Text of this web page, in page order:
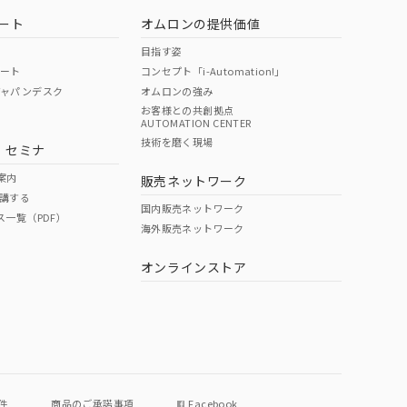
O O
ト
ト
パンデスク
セミナ
内
する
覧（PDF）
オムロンの提供価値
目指す姿
コンセプト「i-Automation!」
オムロンの強み
お客様との共創拠点
AUTOMATION CENTER
技術を磨く現場
販売ネットワーク
国内販売ネットワーク
海外販売ネットワーク
オンラインストア
商品のご承諾事項 Facebook